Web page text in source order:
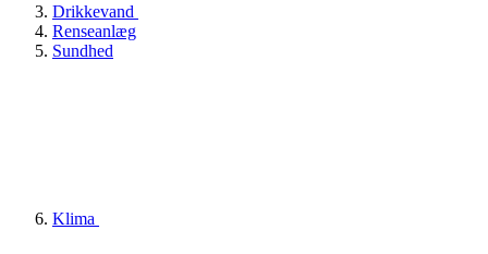
Drikkevand
Renseanlæg
Sundhed
Klima